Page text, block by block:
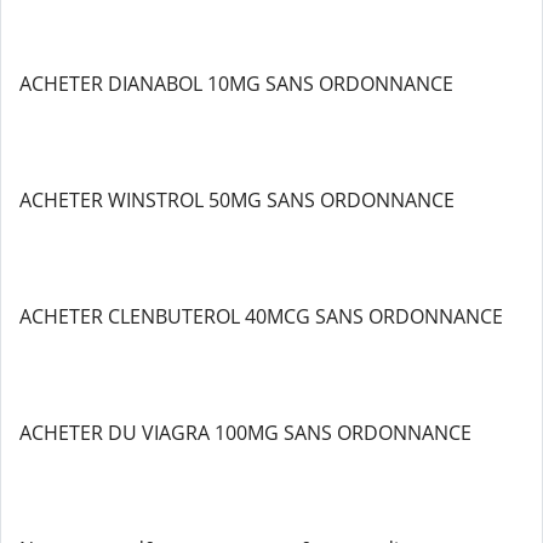
ACHETER DIANABOL 10MG SANS ORDONNANCE
ACHETER WINSTROL 50MG SANS ORDONNANCE
ACHETER CLENBUTEROL 40MCG SANS ORDONNANCE
ACHETER DU VIAGRA 100MG SANS ORDONNANCE